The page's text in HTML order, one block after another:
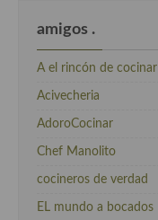
amigos .
A el rincón de cocinar
Acivecheria
AdoroCocinar
Chef Manolito
cocineros de verdad
EL mundo a bocados